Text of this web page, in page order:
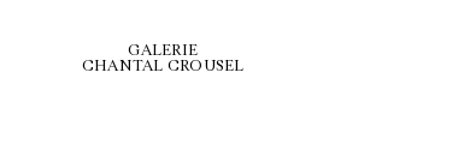
GALERIE
CHANTAL CROUSEL